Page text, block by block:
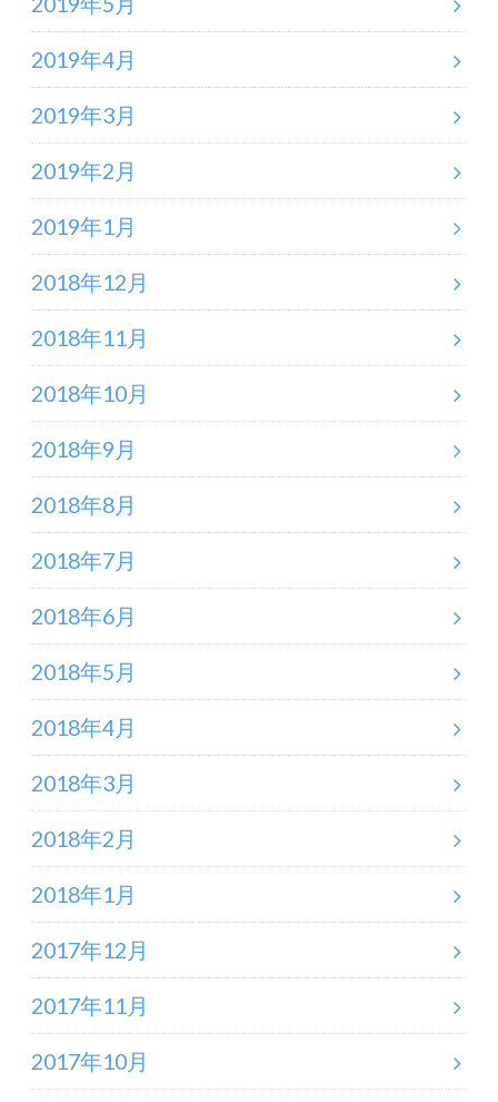
2019年4月
2019年3月
2019年2月
2019年1月
2018年12月
2018年11月
2018年10月
2018年9月
2018年8月
2018年7月
2018年6月
2018年5月
2018年4月
2018年3月
2018年2月
2018年1月
2017年12月
2017年11月
2017年10月